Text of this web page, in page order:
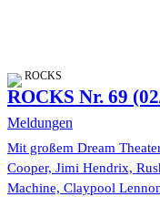
ROCKS
ROCKS Nr. 69
Meldungen
Mit großem Dream
Cooper, Jimi Hendrix,
Machine, Claypool